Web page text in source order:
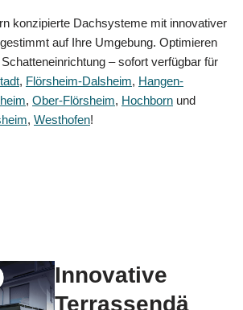
konzipierte Dachsysteme mit innovativer
auf Ihre Umgebung. Optimieren
– sofort verfügbar für
, Flörsheim-Dalsheim, Hangen-
, Ober-Flörsheim, Hochborn und
, Westhofen!
Innovative
Terrassendä